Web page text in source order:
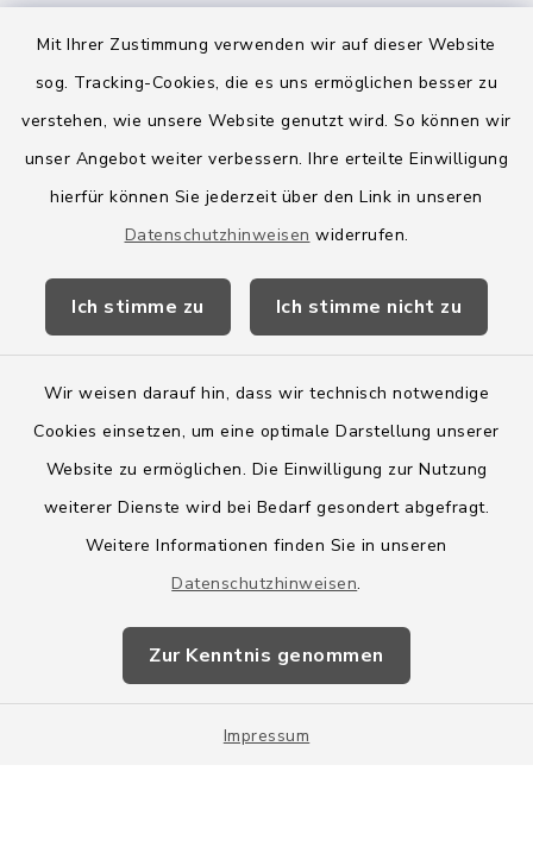
Mit Ihrer Zustimmung verwenden wir auf dieser Website
sog. Tracking-Cookies, die es uns ermöglichen besser zu
verstehen, wie unsere Website genutzt wird. So können wir
unser Angebot weiter verbessern. Ihre erteilte Einwilligung
hierfür können Sie jederzeit über den Link in unseren
Datenschutzhinweisen widerrufen.
Ich stimme zu Ich stimme nicht zu
Wir weisen darauf hin, dass wir technisch notwendige
Cookies einsetzen, um eine optimale Darstellung unserer
Website zu ermöglichen. Die Einwilligung zur Nutzung
weiterer Dienste wird bei Bedarf gesondert abgefragt.
Weitere Informationen finden Sie in unseren
Datenschutzhinweisen.
Zur Kenntnis genommen
Impressum
Quicklinks
Amt Boostedt-Rickling
Amtsbroschüre
Wege-Zweckverband
Barrierefreiheit
Impressum
Sitemap